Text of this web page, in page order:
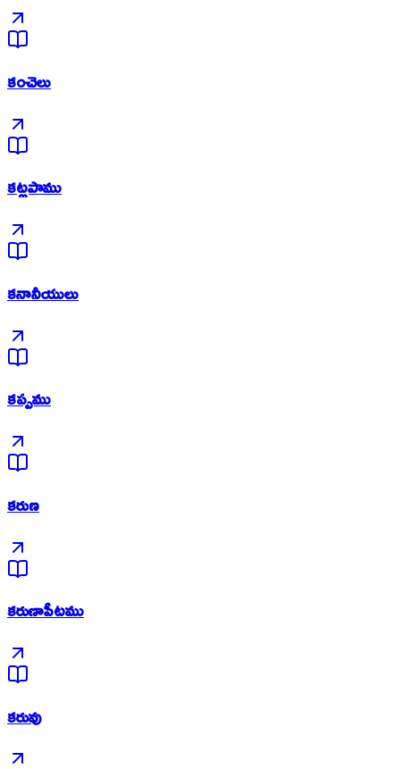
కంచెలు
కట్లపాము
కనానీయులు
కప్పము
కరుణ
కరుణాపీటము
కరువు